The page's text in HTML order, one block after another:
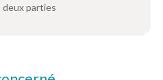
parties